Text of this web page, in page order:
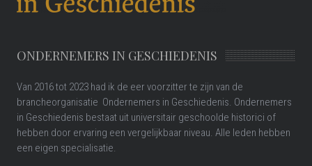
ONDERNEMERS IN GESCHIEDENIS
Van 2016 tot 2023 had ik de eer voorzitter te zijn van de
brancheorganisatie Ondernemers in Geschiedenis. Ondernemers
in Geschiedenis bestaat uit universitair geschoolde historici of
hebben door ervaring een vergelijkbaar niveau. Alle leden hebben
een eigen specialisatie.